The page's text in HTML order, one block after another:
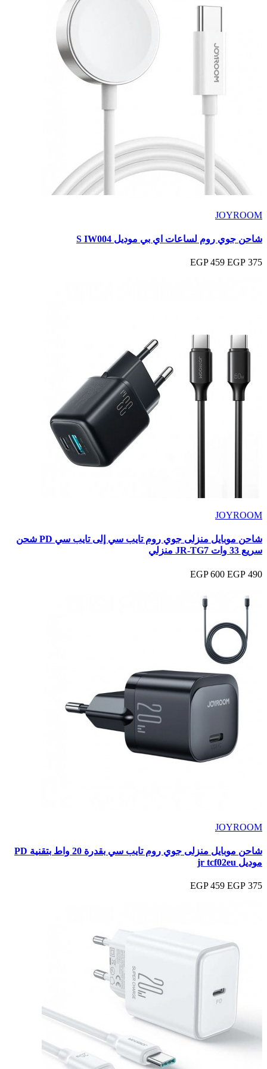
JOYROOM
شاحن جوي روم لساعات اي بي موديل S IW004
375 EGP
459 EGP
JOYROOM
شاحن موبايل منزلى جوي روم تايب سي إلى تايب سي PD شحن
سريع 33 وات JR-TG7 منزلي
490 EGP
600 EGP
JOYROOM
شاحن موبايل منزلى جوي روم تايب سي بقدرة 20 واط بتقنية PD
موديل jr tcf02eu
375 EGP
459 EGP